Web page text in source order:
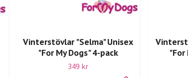
Vinterstövlar "Selma" Unisex
"For My Dogs" 4-pack
349 kr
"For